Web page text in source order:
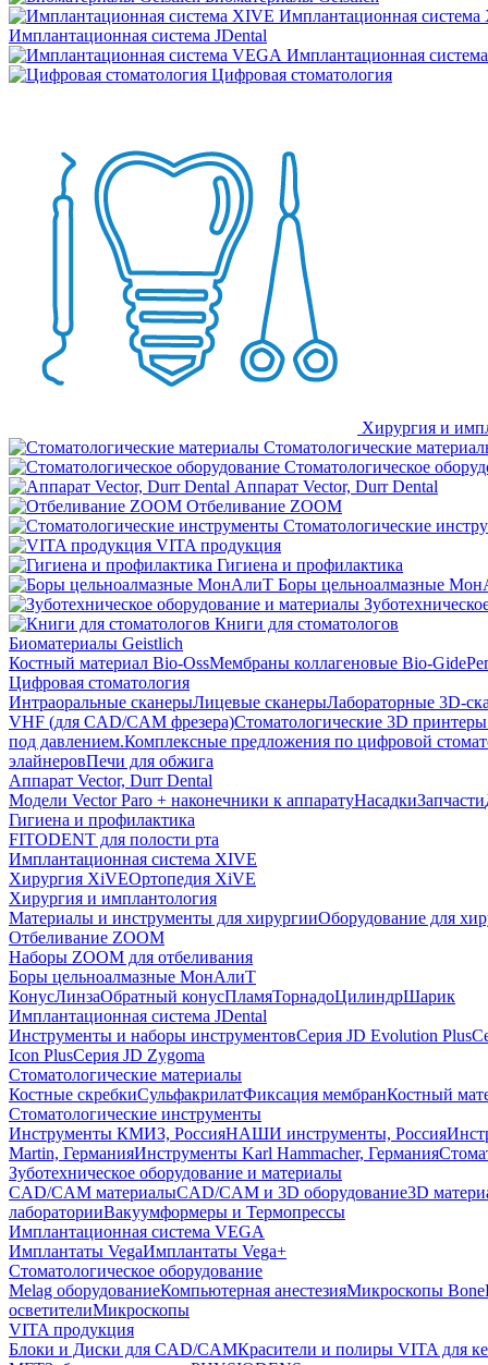
Имплантационная
Имплантационная система JDental
Имплантационная
Цифровая стоматология
Хирургия и
Стоматологические
Стоматологическое
Аппарат Vector, Durr Dental
Отбеливание ZOOM
Стоматологические
VITA продукция
Гигиена и профилактика
Боры цельноалмазные
Книги для стоматологов
Биоматериалы Geistlich
Костный материал Bio-OssМембраны коллагеновые Bio-Gide
Цифровая стоматология
Интраоральные сканерыЛицевые сканерыЛабораторные 3D-
VHF (для CAD/CAM фрезера)Стоматологические 3D
под давлением.Комплексные предложения по цифровой
элайнеровПечи для обжига
Аппарат Vector, Durr Dental
Модели Vector Paro + наконечники к аппаратуНасадкиЗапчасти
Гигиена и профилактика
FITODENT для полости рта
Имплантационная система XIVE
Хирургия XiVEОртопедия XiVE
Хирургия и имплантология
Материалы и инструменты для хирургииОборудование для
Отбеливание ZOOM
Наборы ZOOM для отбеливания
Боры цельноалмазные МонАлиТ
КонусЛинзаОбратный конусПламяТорнадоЦилиндрШарик
Имплантационная система JDental
Инструменты и наборы инструментовСерия JD Evolution Plus
Icon PlusСерия JD Zygoma
Стоматологические материалы
Костные скребкиСульфакрилатФиксация мембранКостный
Стоматологические инструменты
Инструменты КМИЗ, РоссияНАШИ инструменты, Россия
Martin, ГерманияИнструменты Karl Hammacher, Германия
Зуботехническое оборудование и материалы
CAD/CAM материалыCAD/CAM и 3D оборудование3D
лабораторииВакуумформеры и Термопрессы
Имплантационная система VEGA
Имплантаты VegaИмплантаты Vega+
Стоматологическое оборудование
Melag оборудованиеКомпьютерная анестезияМикроскопы
осветителиМикроскопы
VITA продукция
Блоки и Диски для CAD/CAMКрасители и полиры VITA для